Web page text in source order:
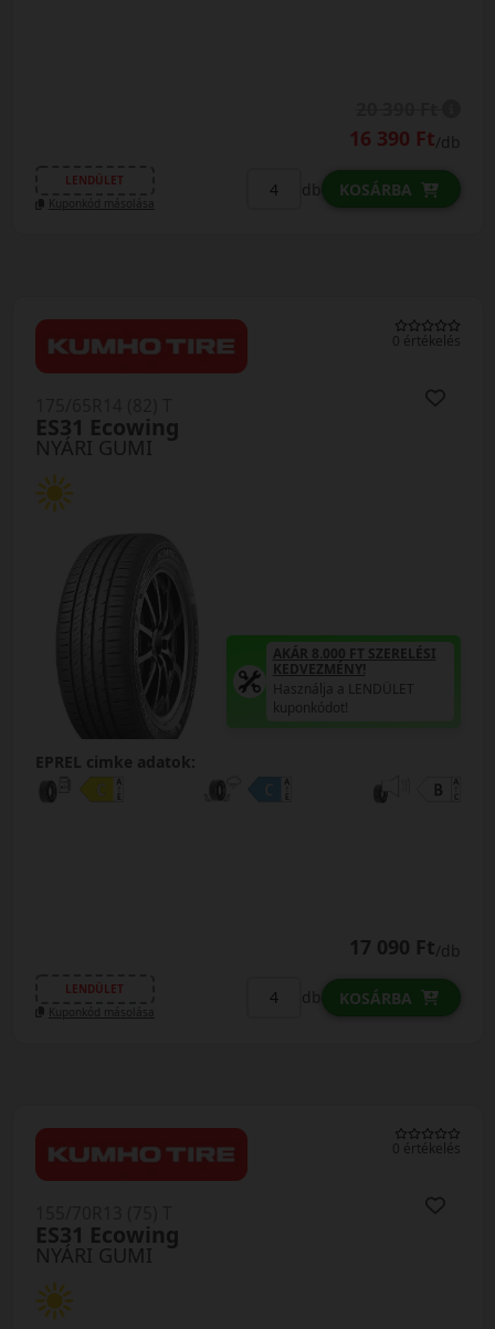
16 390 Ft/db
LENDÜLET
Kuponkód másolása
db KOSÁRBA
0 értékelés
NYÁRI GUMI
ES31 Ecowing
AKÁR 8.000 FT SZERELÉSI
KEDVEZMÉNY!
Használja a LENDÜLET
kuponkódot!
EPREL cimke adatok:
17 090 Ft/db
LENDÜLET
Kuponkód másolása
db KOSÁRBA
0 értékelés
NYÁRI GUMI
ES31 Ecowing